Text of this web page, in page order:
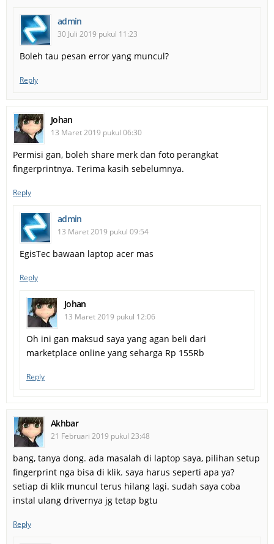
admin
30 Juli 2019 pukul 11:23
Boleh tau pesan error yang muncul?
Reply
Johan
13 Maret 2019 pukul 06:30
Permisi gan, boleh share merk dan foto perangkat
fingerprintnya. Terima kasih sebelumnya.
Reply
admin
13 Maret 2019 pukul 09:54
EgisTec bawaan laptop acer mas
Reply
Johan
13 Maret 2019 pukul 12:06
Oh ini gan maksud saya yang agan beli dari
marketplace online yang seharga Rp 155Rb
Reply
Akhbar
21 Februari 2019 pukul 23:48
bang, tanya dong. ada masalah di laptop saya, pilihan setup
fingerprint nga bisa di klik. saya harus seperti apa ya?
setiap di klik muncul terus hilang lagi. sudah saya coba
instal ulang drivernya jg tetap bgtu
Reply